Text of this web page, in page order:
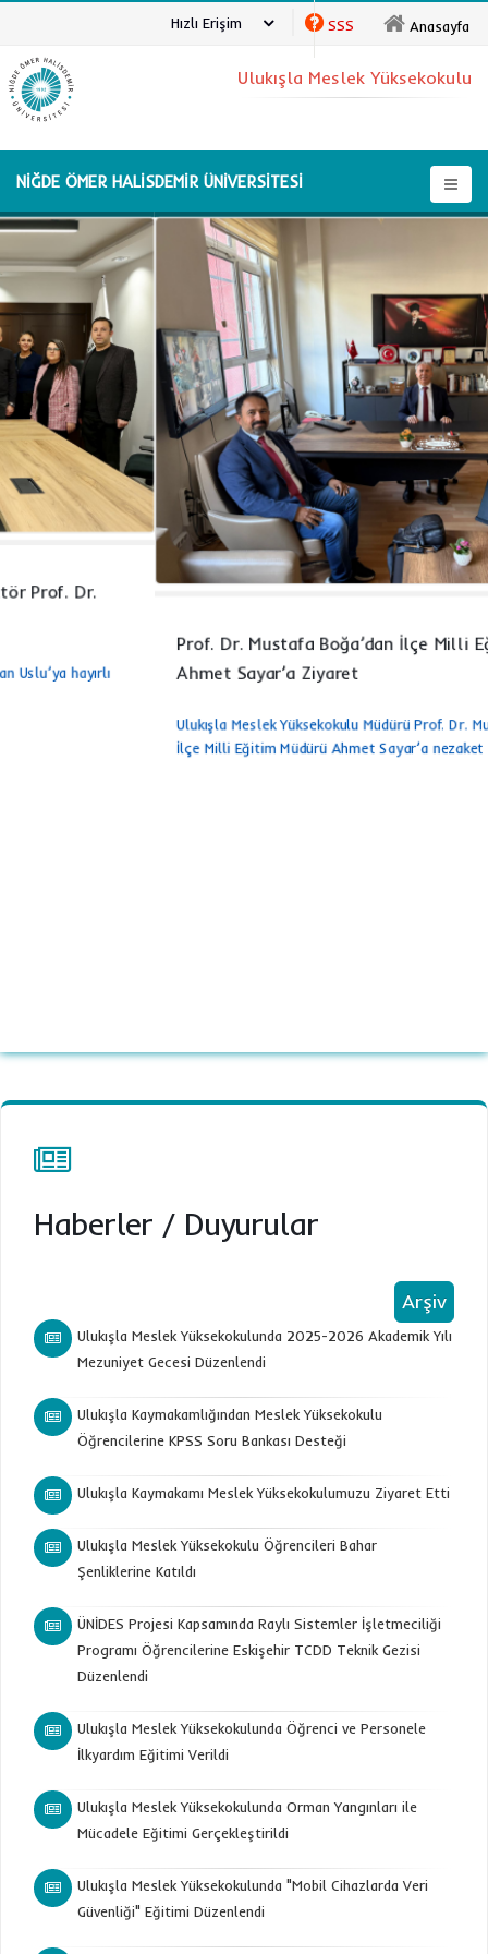
Anasayfa
SSS
Hızlı Erişim
NİĞDE ÖMER HALİSDEMİR ÜNİVERSİTESİ
Ulukışla Meslek Yüksekokulu
Prof. Dr. Mustafa Boğa’dan İlçe Milli Eğitim Müdürü
Ahmet Sayar’a Ziyaret
Ulukışla Meslek Yüksekokulu Müdürü Prof. Dr. Mustafa Boğa, Ulukışla
İlçe Milli Eğitim Müdürü Ahmet Sayar’a nezaket ziyaretinde bulundu.
Haberler / Duyurular
Arşiv
Ulukışla Meslek Yüksekokulunda 2025-2026 Akademik Yılı
Mezuniyet Gecesi Düzenlendi
Ulukışla Kaymakamlığından Meslek Yüksekokulu
Öğrencilerine KPSS Soru Bankası Desteği
Ulukışla Kaymakamı Meslek Yüksekokulumuzu Ziyaret Etti
Ulukışla Meslek Yüksekokulu Öğrencileri Bahar
Şenliklerine Katıldı
ÜNİDES Projesi Kapsamında Raylı Sistemler İşletmeciliği
Programı Öğrencilerine Eskişehir TCDD Teknik Gezisi
Düzenlendi
Ulukışla Meslek Yüksekokulunda Öğrenci ve Personele
İlkyardım Eğitimi Verildi
Ulukışla Meslek Yüksekokulunda Orman Yangınları ile
Mücadele Eğitimi Gerçekleştirildi
Ulukışla Meslek Yüksekokulunda "Mobil Cihazlarda Veri
Güvenliği" Eğitimi Düzenlendi